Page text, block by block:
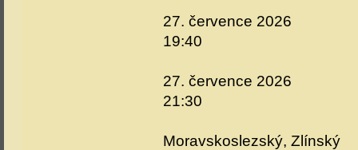
27. července 2026
19:40
27. července 2026
21:30
Moravskoslezský, Zlínský